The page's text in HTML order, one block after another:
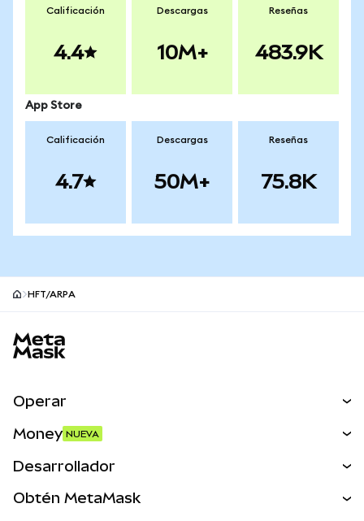
Calificación
4.4
Descargas
10M+
Reseñas
483.9K
App Store
Calificación
4.7
Descargas
50M+
Reseñas
75.8K
HFT/ARPA
Operar
Activos del mundo real
Money NUEVA
Desarrollador
Obtén MetaMask